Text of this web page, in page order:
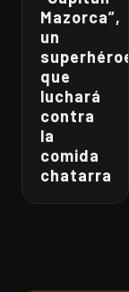
Mazorca”,
un
superhéroe
que
luchará
contra
la
comida
chatarra